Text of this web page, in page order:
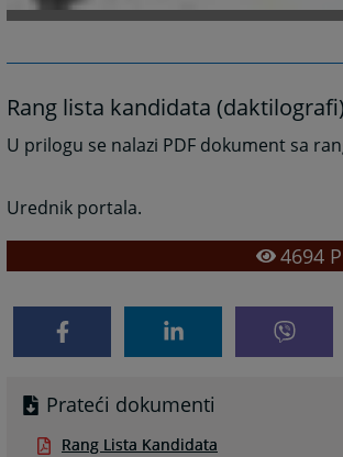
Rang lista kandidata (daktilografi)
U prilogu se nalazi PDF dokument sa
Urednik portala.
4694
Prateći dokumenti
Rang Lista Kandidata